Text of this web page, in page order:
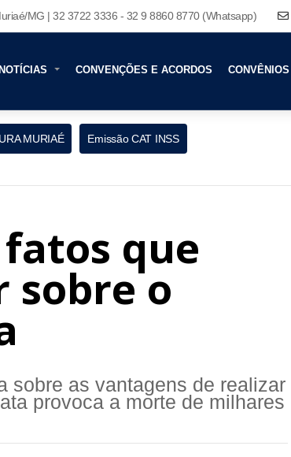
MG | 32 3722 3336 - 32 9 8860 8770 (Whatsapp)
NOTÍCIAS CONVENÇÕES E ACORDOS CONVÊNIOS
MURIAÉ Emissão CAT INSS
que
sobre o
sobre as vantagens de realizar
provoca a morte de milhares